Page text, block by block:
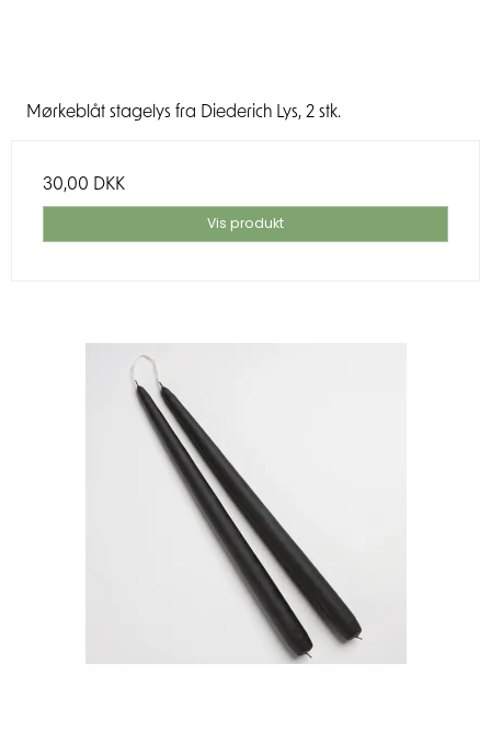
Mørkeblåt stagelys fra Diederich Lys, 2 stk.
30,00 DKK
Vis produkt